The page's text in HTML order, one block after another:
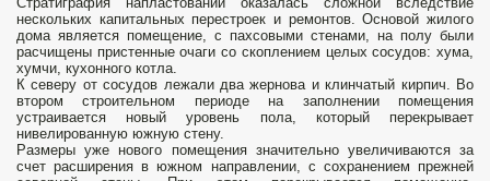
нескольких капитальных перестроек и ремонтов. Основой жилого
дома является помещение, с пахсовыми стенами, на полу были
расчищены пристенные очаги со скоплением целых сосудов: хума,
хумчи, кухонного котла.
К северу от сосудов лежали два жернова и клинчатый кирпич. Во
втором строительном периоде на заполнении помещения
устраивается новый уровень пола, который перекрывает
нивелированную южную стену.
Размеры уже нового помещения значительно увеличиваются за
счет расширения в южном направлении, с сохранением прежней